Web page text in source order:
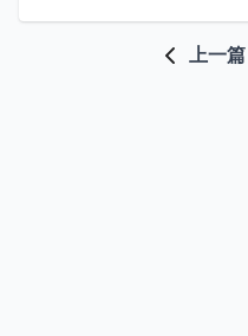
上一篇